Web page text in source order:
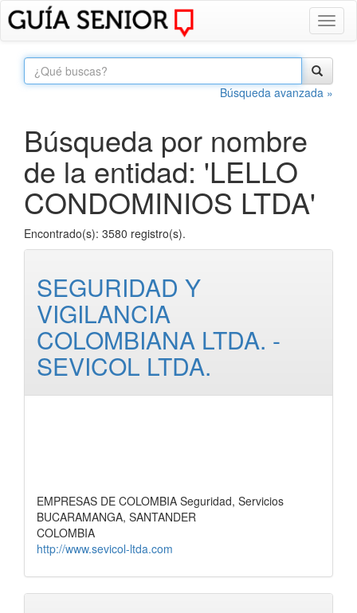
Búsqueda avanzada »
Búsqueda por nombre
de la entidad: 'LELLO
CONDOMINIOS LTDA'
Encontrado(s): 3580 registro(s).
SEGURIDAD Y
VIGILANCIA
COLOMBIANA LTDA. -
SEVICOL LTDA.
EMPRESAS DE COLOMBIA Seguridad, Servicios
BUCARAMANGA, SANTANDER
COLOMBIA
http://www.sevicol-ltda.com